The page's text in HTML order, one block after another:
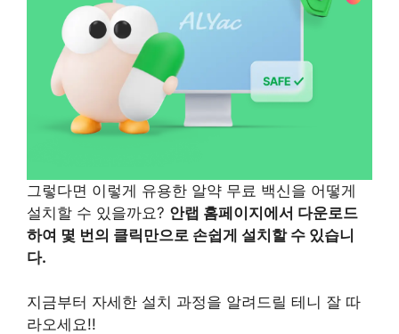
그렇다면 이렇게 유용한 알약 무료 백신을 어떻게
설치할 수 있을까요? 안랩 홈페이지에서 다운로드
하여 몇 번의 클릭만으로 손쉽게 설치할 수 있습니
다.
지금부터 자세한 설치 과정을 알려드릴 테니 잘 따
라오세요!!